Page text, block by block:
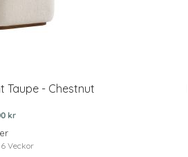
Taupe - Chestnut
kr
Veckor